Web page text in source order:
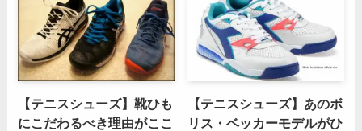
【テニスシューズ】靴ひも
にこだわるべき理由がここ
【テニスシューズ】あのボ
リス・ベッカーモデルがひ